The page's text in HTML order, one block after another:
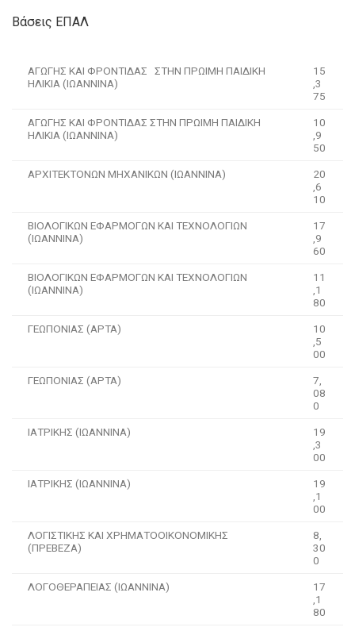
Βάσεις ΕΠΑΛ
ΑΓΩΓΗΣ ΚΑΙ ΦΡΟΝΤΙΔΑΣ ΣΤΗΝ ΠΡΩΙΜΗ ΠΑΙΔΙΚΗ
ΗΛΙΚΙΑ (ΙΩΑΝΝΙΝΑ)
15
,3
75
ΑΓΩΓΗΣ ΚΑΙ ΦΡΟΝΤΙΔΑΣ ΣΤΗΝ ΠΡΩΙΜΗ ΠΑΙΔΙΚΗ
ΗΛΙΚΙΑ (ΙΩΑΝΝΙΝΑ)
10
,9
50
ΑΡΧΙΤΕΚΤΟΝΩΝ ΜΗΧΑΝΙΚΩΝ (ΙΩΑΝΝΙΝΑ)
20
,6
10
ΒΙΟΛΟΓΙΚΩΝ ΕΦΑΡΜΟΓΩΝ ΚΑΙ ΤΕΧΝΟΛΟΓΙΩΝ
(ΙΩΑΝΝΙΝΑ)
17
,9
60
ΒΙΟΛΟΓΙΚΩΝ ΕΦΑΡΜΟΓΩΝ ΚΑΙ ΤΕΧΝΟΛΟΓΙΩΝ
(ΙΩΑΝΝΙΝΑ)
11
,1
80
ΓΕΩΠΟΝΙΑΣ (ΑΡΤΑ)
10
,5
00
ΓΕΩΠΟΝΙΑΣ (ΑΡΤΑ)
7,
08
0
ΙΑΤΡΙΚΗΣ (ΙΩΑΝΝΙΝΑ)
19
,3
00
ΙΑΤΡΙΚΗΣ (ΙΩΑΝΝΙΝΑ)
19
,1
00
ΛΟΓΙΣΤΙΚΗΣ ΚΑΙ ΧΡΗΜΑΤΟΟΙΚΟΝΟΜΙΚΗΣ
(ΠΡΕΒΕΖΑ)
8,
30
0
ΛΟΓΟΘΕΡΑΠΕΙΑΣ (ΙΩΑΝΝΙΝΑ)
17
,1
80